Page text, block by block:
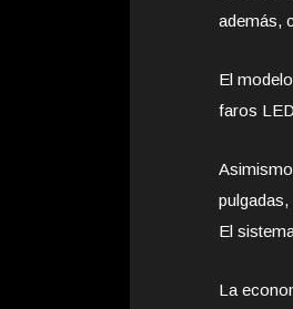
además,
El
faros
El
La